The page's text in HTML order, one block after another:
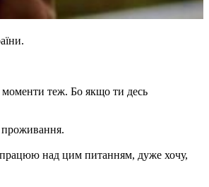
моменти теж. Бо якщо ти десь
проживання.
працюю над цим питанням, дуже хочу,